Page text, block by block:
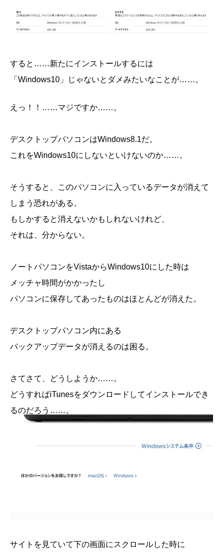
すると……新たにインストールするには
「Windows10」じゃないとダメみたいなことが……。
えっ！！……マジですか……。
デスクトップパソコンはWindows8.1だ。
これをWindows10にしないといけないのか……。
そうすると、このパソコンに入っているデータが消えて
しまう恐れがある。
もしかすると消えないかもしれないけれど、
それは、分からない。
ノートパソコンをVistaからWindows10にした時は
メッチャ時間がかかったし
パソコンに保存してあったものはほとんどが消えた。
デスクトップパソコン内にある
バックアップデータが消えるのは困る。
さてさて、どうしようか……。
どうすればiTunesをダウンロードしてインストールでき
るのだろう……。
サイトを見ていて下の画面にスクロールした時に